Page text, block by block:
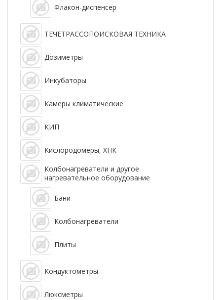
Флакон-диспенсер
ТЕЧЕТРАССОПОИСКОВАЯ ТЕХНИКА
Дозиметры
Инкубаторы
Камеры климатические
КИП
Кислородомеры, ХПК
Колбонагреватели и другое
нагревательное оборудование
Бани
Колбонагреватели
Плиты
Кондуктометры
Люксметры